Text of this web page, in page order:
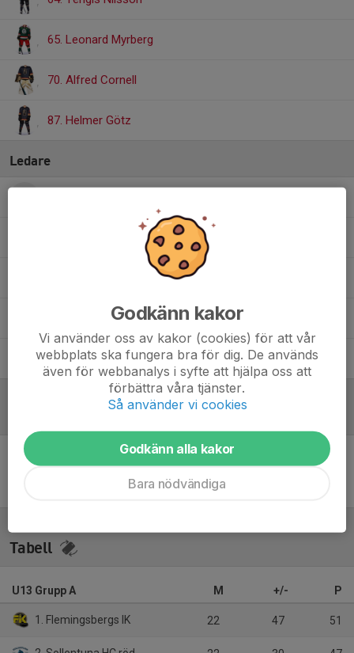
65. Leonard Myrberg
70. Alfred Cornell
87. Helmer Götz
Ledare
Pontus BergstrandAssisterande Tränare
Simon GötzMaterialare
Simon MyrbergAssisterande Tränare
Inget referat skrivet
Tabell
U13 Grupp A M +/- P
1. Flemingsbergs IK 22 47 51
Godkänn kakor
Vi använder oss av kakor (cookies) för att vår
webbplats ska fungera bra för dig. De används
även för webbanalys i syfte att hjälpa oss att
förbättra våra tjänster.
Så använder vi cookies
Godkänn alla kakor
Bara nödvändiga